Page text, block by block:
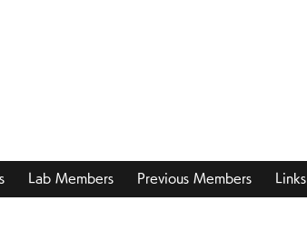
Lab Members Previous Members Links